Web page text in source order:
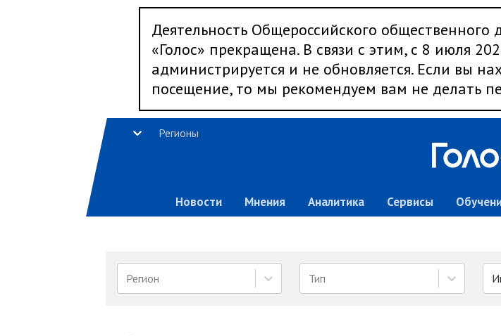
Деятельность Общероссийского
«Голос» прекращена. В связи с этим, с 8 июля
администрируется и не обновляется. Если вы
посещение, то мы рекомендуем вам не делать
Регионы
Новости Мнения Аналитика Сервисы
Регион Тип